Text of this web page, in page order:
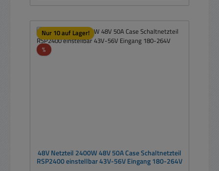
Nur 10 auf Lager!
%Rabatt
48V Netzteil 2400W 48V 50A Case Schaltnetzteil
RSP2400 einstellbar 43V-56V Eingang 180-264V